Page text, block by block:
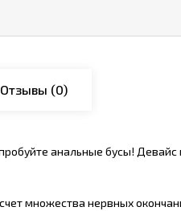
Отзывы (0)
анальные бусы!
множества нервных